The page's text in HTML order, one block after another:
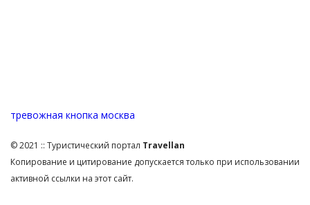
тревожная кнопка москва
© 2021 :: Туристический портал Travellan
Копирование и цитирование допускается только при использовании
активной ссылки на этот сайт.